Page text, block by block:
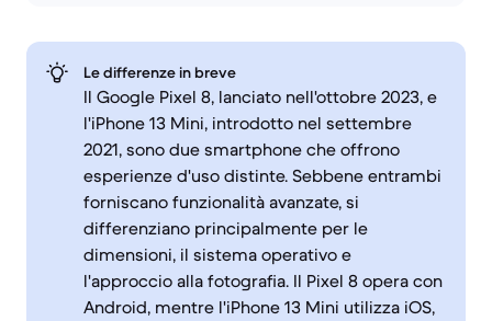
Le differenze in breve
Il Google Pixel 8, lanciato nell'ottobre 2023, e
l'iPhone 13 Mini, introdotto nel settembre
2021, sono due smartphone che offrono
esperienze d'uso distinte. Sebbene entrambi
forniscano funzionalità avanzate, si
differenziano principalmente per le
dimensioni, il sistema operativo e
l'approccio alla fotografia. Il Pixel 8 opera con
Android, mentre l'iPhone 13 Mini utilizza iOS,